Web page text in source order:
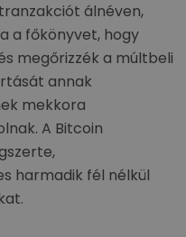
álnéven,
a főkönyvet, hogy
megőrizzék a múltbeli
annak
mekkora
A Bitcoin
harmadik fél nélkül